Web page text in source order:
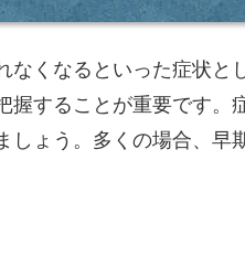
くなるといった症状と
握することが重要です。
しょう。多くの場合、早